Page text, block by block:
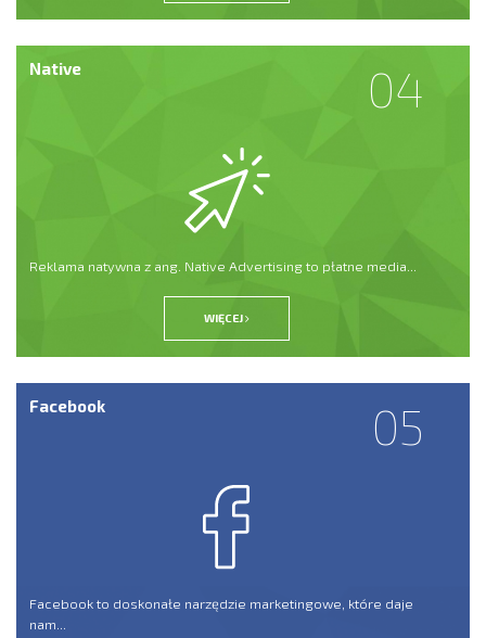
Native 04
Reklama natywna z ang. Native Advertising to płatne media...
WIĘCEJ
Facebook 05
Facebook to doskonałe narzędzie marketingowe, które daje
nam...